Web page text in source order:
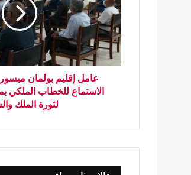
عامل إقليم بولمان
لثورة الملك